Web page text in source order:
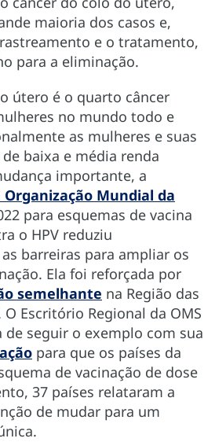
maioria dos casos e,
e o tratamento,
para a eliminação.
útero é o quarto câncer
no mundo todo e
as mulheres e suas
baixa e média renda
importante, a
Mundial da
para esquemas de vacina
o HPV reduziu
barreiras para ampliar os
Ela foi reforçada por
semelhante na Região das
Escritório Regional da OMS
de seguir o exemplo com sua
para que os países da
de vacinação de dose
37 países relataram a
de mudar para um